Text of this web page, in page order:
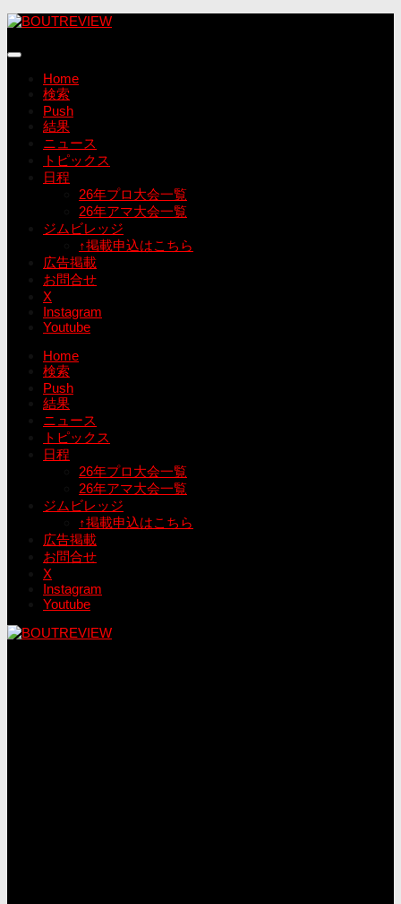
コ
テ
Home
検索
Push
結果
ニュース
トピックス
日程
26年プロ大会一覧
26年アマ大会一覧
ジムビレッジ
↑掲載申込はこちら
広告掲載
お問合せ
X
Instagram
Youtube
Home
検索
Push
結果
ニュース
トピックス
日程
26年プロ大会一覧
26年アマ大会一覧
ジムビレッジ
↑掲載申込はこちら
広告掲載
お問合せ
X
Instagram
Youtube